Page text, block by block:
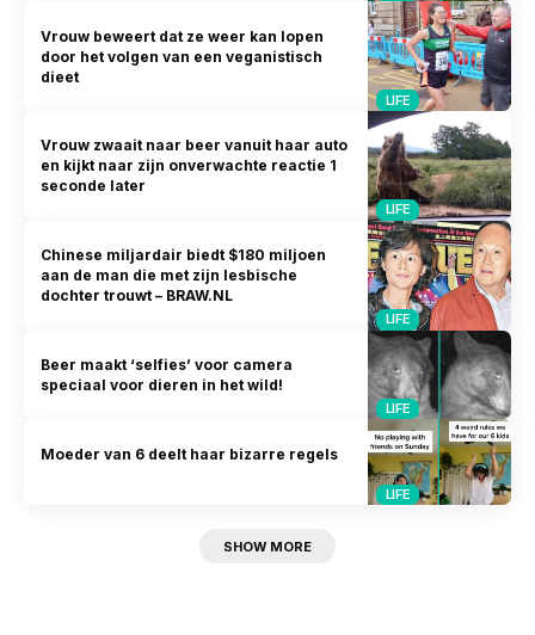
LIFE
Vrouw beweert dat ze weer kan lopen
door het volgen van een veganistisch
dieet
LIFE
Vrouw zwaait naar beer vanuit haar auto
en kijkt naar zijn onverwachte reactie 1
seconde later
LIFE
Chinese miljardair biedt $180 miljoen
aan de man die met zijn lesbische
dochter trouwt – BRAW.NL
LIFE
Beer maakt ‘selfies’ voor camera
speciaal voor dieren in het wild!
LIFE
Moeder van 6 deelt haar bizarre regels
SHOW MORE